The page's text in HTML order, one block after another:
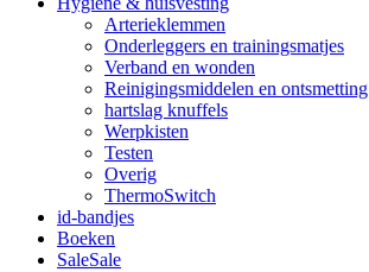
Arterieklemmen
Onderleggers en trainingsmatjes
Verband en wonden
Reinigingsmiddelen en ontsmetting
hartslag knuffels
Werpkisten
Testen
Overig
ThermoSwitch
id-bandjes
Boeken
SaleSale